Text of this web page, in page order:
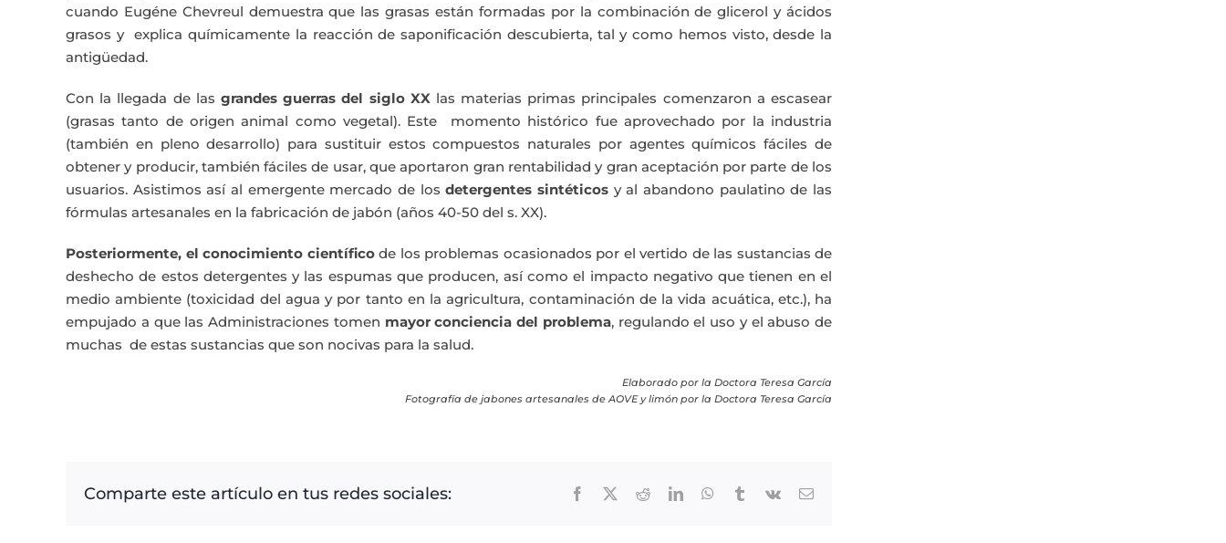
cuando Eugéne Chevreul demuestra que las grasas están formadas por la combinación de glicerol y ácidos
grasos y explica químicamente la reacción de saponificación descubierta, tal y como hemos visto, desde la
antigüedad.
Con la llegada de las grandes guerras del siglo XX las materias primas principales comenzaron a escasear
(grasas tanto de origen animal como vegetal). Este momento histórico fue aprovechado por la industria
(también en pleno desarrollo) para sustituir estos compuestos naturales por agentes químicos fáciles de
obtener y producir, también fáciles de usar, que aportaron gran rentabilidad y gran aceptación por parte de los
usuarios. Asistimos así al emergente mercado de losdetergentes sintéticos y al abandono paulatino de las
fórmulas artesanales en la fabricación de jabón (años 40-50 del s. XX).
Posteriormente, el conocimiento científicode los problemas ocasionados por el vertido de las sustancias de
deshecho de estos detergentes y las espumas que producen, así como el impacto negativo que tienen en el
medio ambiente (toxicidad del agua y por tanto en la agricultura, contaminación de la vida acuática, etc.), ha
empujado a que las Administraciones tomen mayor conciencia del problema, regulando el uso y el abuso de
muchas de estas sustancias que son nocivas para la salud.
Elaborado por la Doctora Teresa García
Fotografía de jabones artesanales de AOVE y limón por la Doctora Teresa García
Comparte este artículo en tus redes sociales: Facebook RedditLinkedInWhatsApp
TumblrVk
Correo